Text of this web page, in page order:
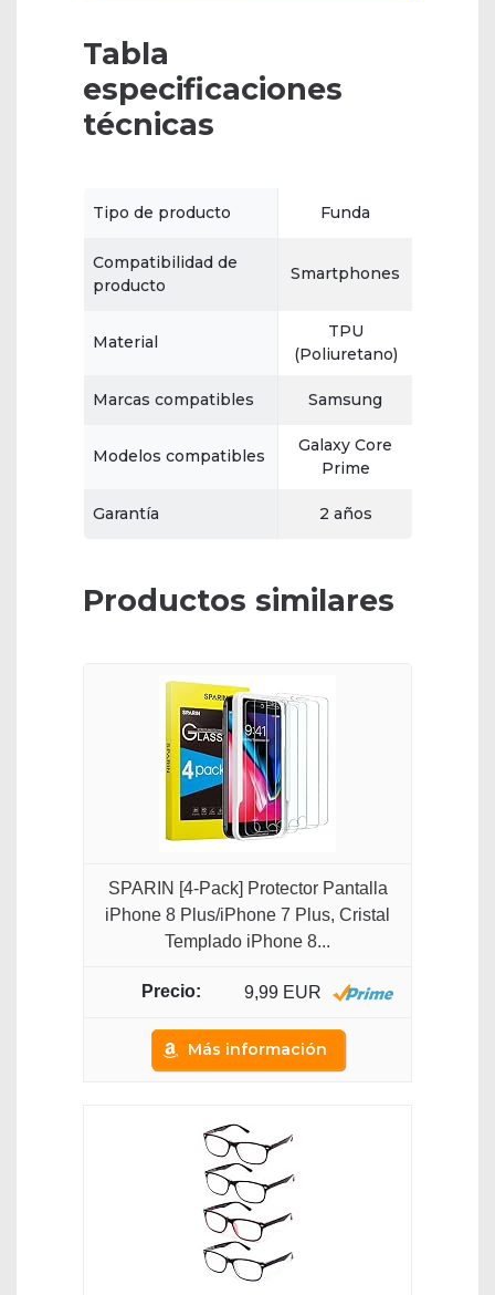
Tabla
especificaciones
técnicas
Tipo de producto Funda
Compatibilidad de
producto
Smartphones
Material
TPU
(Poliuretano)
Marcas compatibles Samsung
Modelos compatibles
Galaxy Core
Prime
Garantía 2 años
Productos similares
SPARIN [4-Pack] Protector Pantalla
iPhone 8 Plus/iPhone 7 Plus, Cristal
Templado iPhone 8...
9,99 EUR
Más información